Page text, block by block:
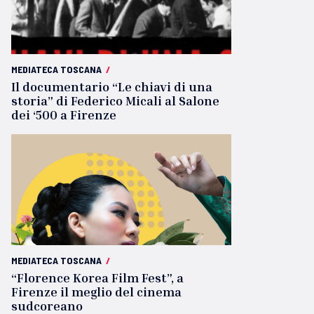
MEDIATECA TOSCANA /
Il documentario “Le chiavi di una
storia” di Federico Micali al Salone
dei ‘500 a Firenze
MEDIATECA TOSCANA /
“Florence Korea Film Fest”, a
Firenze il meglio del cinema
sudcoreano